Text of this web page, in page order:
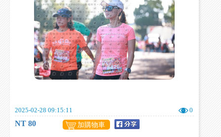
2025-02-28 09:15:11 0
NT 80 加購物車